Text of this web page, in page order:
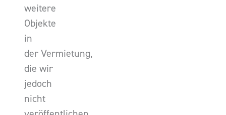
weitere
Objekte
in
der Vermietung,
die wir
jedoch
nicht